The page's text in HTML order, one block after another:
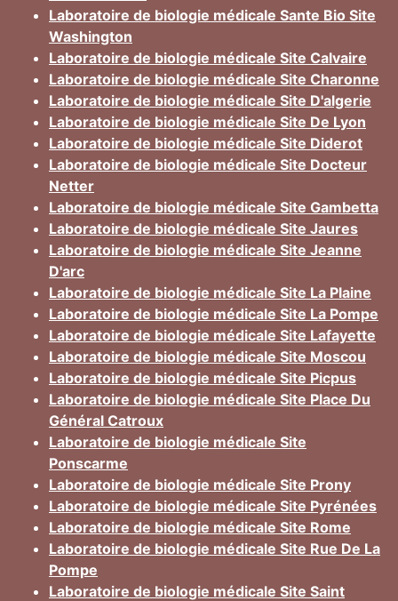
Laboratoire de biologie médicale Sante Bio Site
Washington
Laboratoire de biologie médicale Site Calvaire
Laboratoire de biologie médicale Site Charonne
Laboratoire de biologie médicale Site D'algerie
Laboratoire de biologie médicale Site De Lyon
Laboratoire de biologie médicale Site Diderot
Laboratoire de biologie médicale Site Docteur
Netter
Laboratoire de biologie médicale Site Gambetta
Laboratoire de biologie médicale Site Jaures
Laboratoire de biologie médicale Site Jeanne
D'arc
Laboratoire de biologie médicale Site La Plaine
Laboratoire de biologie médicale Site La Pompe
Laboratoire de biologie médicale Site Lafayette
Laboratoire de biologie médicale Site Moscou
Laboratoire de biologie médicale Site Picpus
Laboratoire de biologie médicale Site Place Du
Général Catroux
Laboratoire de biologie médicale Site
Ponscarme
Laboratoire de biologie médicale Site Prony
Laboratoire de biologie médicale Site Pyrénées
Laboratoire de biologie médicale Site Rome
Laboratoire de biologie médicale Site Rue De La
Pompe
Laboratoire de biologie médicale Site Saint